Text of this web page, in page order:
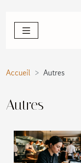
Accueil Autres
Autres